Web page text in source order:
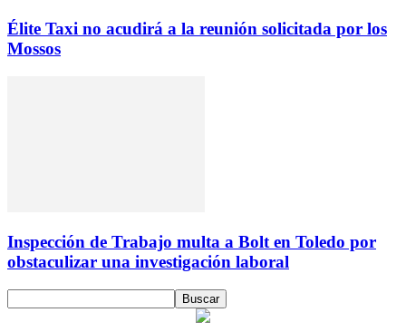
Élite Taxi no acudirá a la reunión solicitada por los
Mossos
Inspección de Trabajo multa a Bolt en Toledo por
obstaculizar una investigación laboral